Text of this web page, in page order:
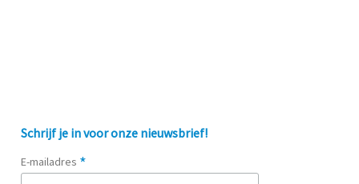
Schrijf je in voor onze nieuwsbrief!
E-mailadres *